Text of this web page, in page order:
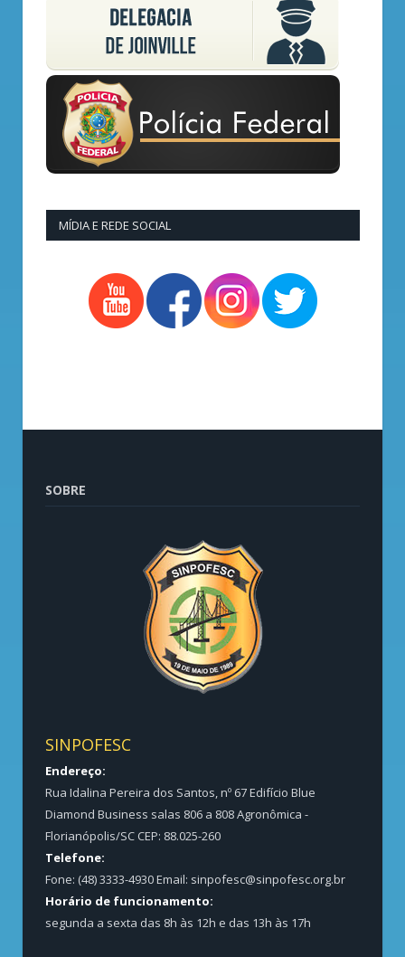
MÍDIA E REDE SOCIAL
SOBRE
SINPOFESC
Endereço:
Rua Idalina Pereira dos Santos, nº 67 Edifício Blue
Diamond Business salas 806 a 808 Agronômica -
Florianópolis/SC CEP: 88.025-260
Telefone:
Fone: (48) 3333-4930 Email: sinpofesc@sinpofesc.org.br
Horário de funcionamento:
segunda a sexta das 8h às 12h e das 13h às 17h